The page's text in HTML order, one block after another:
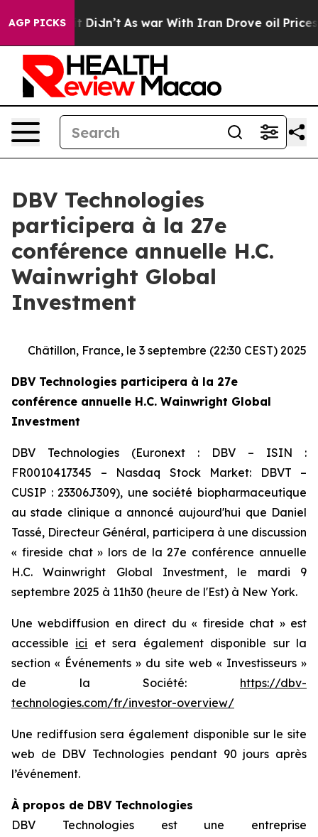
AGP PICKS
Well, it Didn’t As war With Iran Drove oil Prices
DBV Technologies
participera à la 27e
conférence annuelle H.C.
Wainwright Global
Investment
Châtillon, France, le 3 septembre (22:30 CEST) 2025
DBV Technologies participera à la 27e
conférence annuelle H.C. Wainwright Global
Investment
DBV Technologies (Euronext : DBV – ISIN :
FR0010417345 – Nasdaq Stock Market: DBVT –
CUSIP : 23306J309), une société biopharmaceutique
au stade clinique a annoncé aujourd'hui que Daniel
Tassé, Directeur Général, participera à une discussion
« fireside chat » lors de la 27e conférence annuelle
H.C. Wainwright Global Investment, le mardi 9
septembre 2025 à 11h30 (heure de l'Est) à New York.
Une webdiffusion en direct du « fireside chat » est
accessible ici et sera également disponible sur la
section « Événements » du site web « Investisseurs »
de la Société: https://dbv-
technologies.com/fr/investor-overview/
Une rediffusion sera également disponible sur le site
web de DBV Technologies pendant 90 jours après
l’événement.
À propos de DBV Technologies
DBV Technologies est une entreprise